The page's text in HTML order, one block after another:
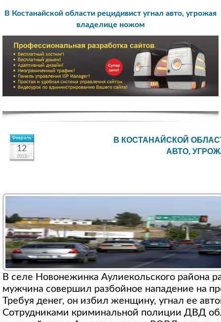
В Костанайской области рецидивист угнал авто, угрожая
владелице ножом
Февраль
12
2013
В КОСТАНАЙСКОЙ
АВТО,
В селе Новонежинка Аулиекольского района
мужчина совершил разбойное нападение на
Требуя денег, он избил женщину, угнал ее
Сотрудниками криминальной полиции ДВД